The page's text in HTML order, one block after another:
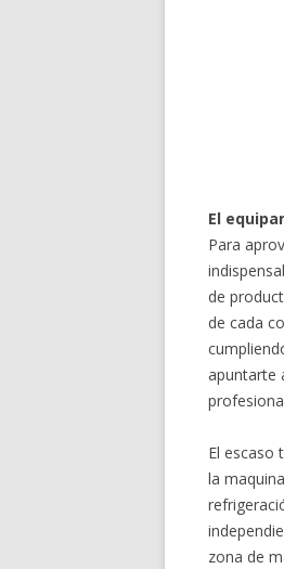
El
Para
de
de cada
apuntarte
El escaso
la
zona de